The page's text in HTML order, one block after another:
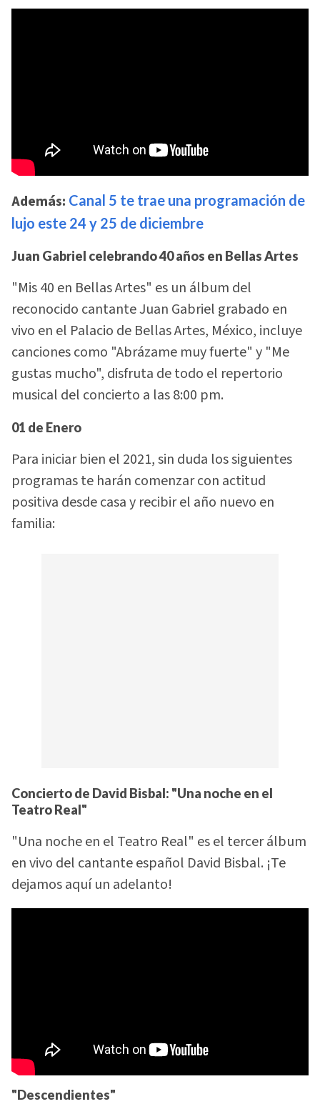
Además: Canal 5 te trae una programación de
lujo este 24 y 25 de diciembre
Juan Gabriel celebrando 40 años en Bellas Artes
"Mis 40 en Bellas Artes" es un álbum del
reconocido cantante Juan Gabriel grabado en
vivo en el Palacio de Bellas Artes, México, incluye
canciones como "Abrázame muy fuerte" y "Me
gustas mucho", disfruta de todo el repertorio
musical del concierto a las 8:00 pm.
01 de Enero
Para iniciar bien el 2021, sin duda los siguientes
programas te harán comenzar con actitud
positiva desde casa y recibir el año nuevo en
familia:
Concierto de David Bisbal: "Una noche en el
Teatro Real"
"Una noche en el Teatro Real" es el tercer álbum
en vivo del cantante español David Bisbal. ¡Te
dejamos aquí un adelanto!
"Descendientes"